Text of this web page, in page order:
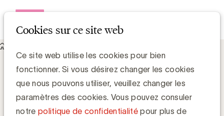
Cookies sur ce site web
Ce site web utilise les cookies pour bien
fonctionner. Si vous désirez changer les cookies
que nous pouvons utiliser, veuillez changer les
paramètres des cookies. Vous pouvez consuler
notre politique de confidentialitépour plus de
"La vie avant 50 ans n’est qu’un échauffement". Un résumé de
la session 'The Lab' sur les baby-boomers.
"La vie avant 50 ans n’est qu’un
échauffement". Un résumé de la session
'The Lab' sur les baby-boomers.